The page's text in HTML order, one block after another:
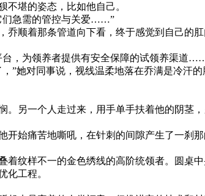
堪的姿态，比如他自己。
们急需的管控与关爱……”
顺着那条管道向下看，终于感觉到自己的
台，为领养者提供有安全保障的试领养渠道
”她对同事说，视线温柔地落在乔满是冷汗
另一个人走过来，用手单手扶着他的阴茎
始痛苦地嘶吼，在针刺的间隙产生了一刹
纹样不一的金色绣线的高阶统领者。圆桌
化工程。